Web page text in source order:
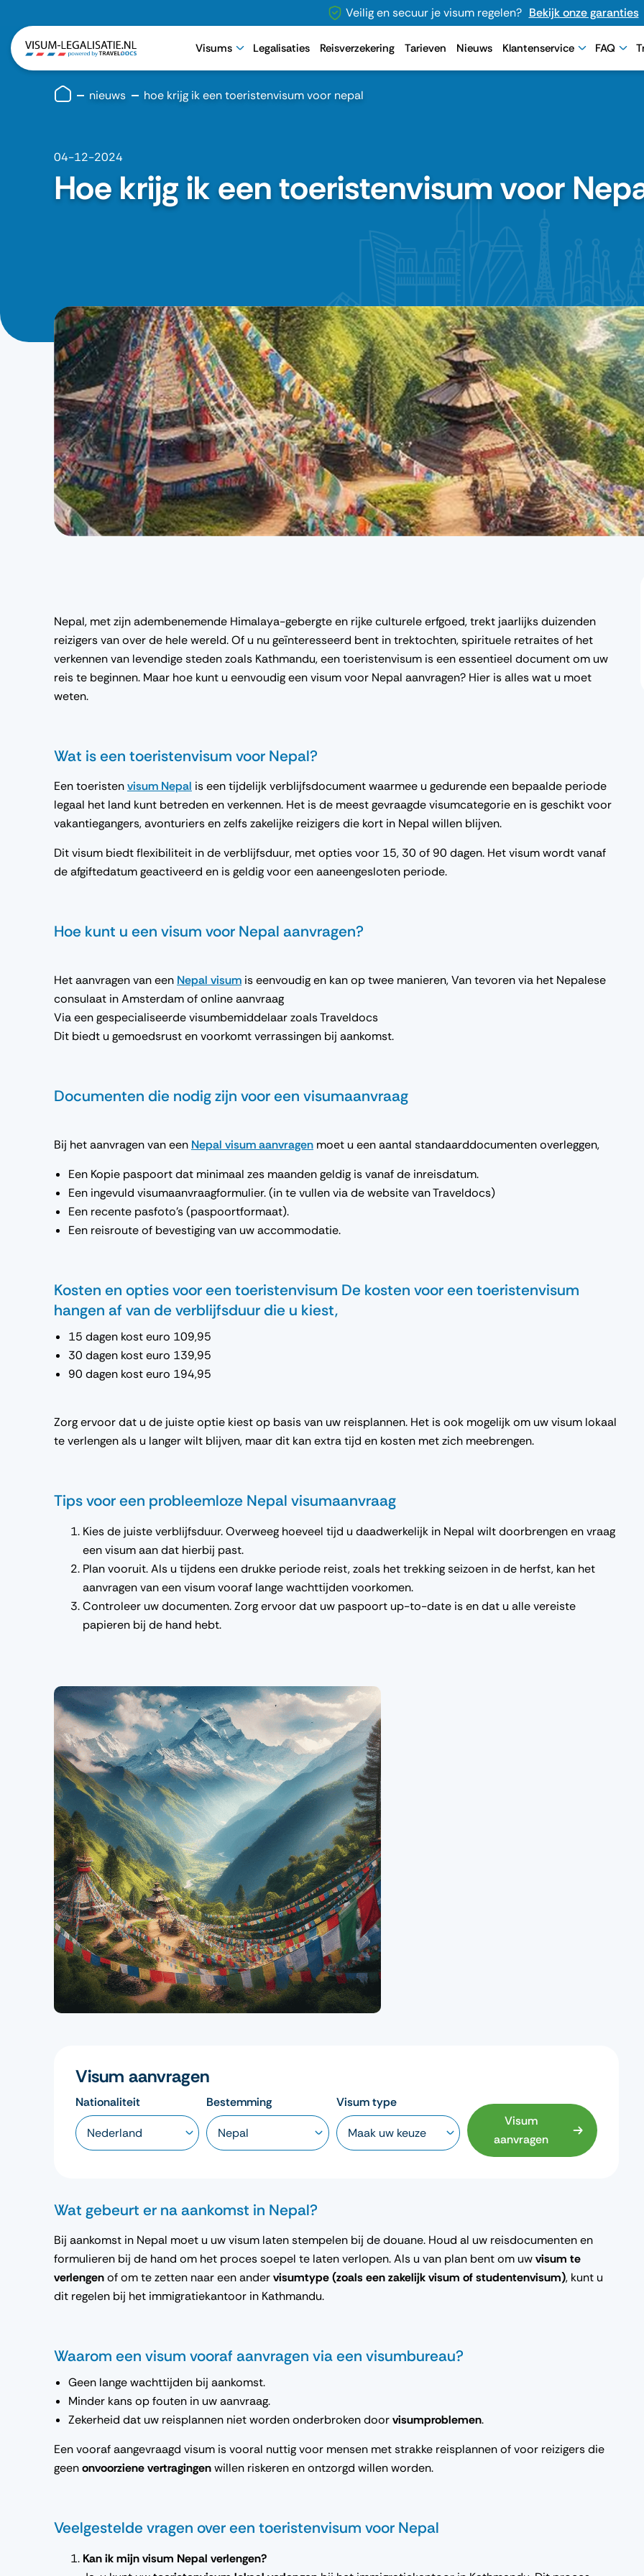
Veilig en secuur je visum regelen? Bekijk onze garanties
Visums Legalisaties Reisverzekering Tarieven Nieuws Klantenservice FAQ
nieuws hoe krijg ik een toeristenvisum voor nepal
04-12-2024
Hoe krijg ik een toeristenvisum voor
Nepal, met zijn adembenemende Himalaya-gebergte en rijke culturele erfgoed, trekt jaarlijks duizenden
reizigers van over de hele wereld. Of u nu geïnteresseerd bent in trektochten, spirituele retraites of het
verkennen van levendige steden zoals Kathmandu, een toeristenvisum is een essentieel document om uw
reis te beginnen. Maar hoe kunt u eenvoudig een visum voor Nepal aanvragen? Hier is alles wat u moet
weten.
Wat is een toeristenvisum voor Nepal?
Een toeristenvisum Nepal is een tijdelijk verblijfsdocument waarmee u gedurende een bepaalde periode
legaal het land kunt betreden en verkennen. Het is de meest gevraagde visumcategorie en is geschikt voor
vakantiegangers, avonturiers en zelfs zakelijke reizigers die kort in Nepal willen blijven.
Dit visum biedt flexibiliteit in de verblijfsduur, met opties voor 15, 30 of 90 dagen. Het visum wordt vanaf
de afgiftedatum geactiveerd en is geldig voor een aaneengesloten periode.
Hoe kunt u een visum voor Nepal aanvragen?
Het aanvragen van een Nepal visum is eenvoudig en kan op twee manieren, Van tevoren via het Nepalese
consulaat in Amsterdam of online aanvraag
Via een gespecialiseerde visumbemiddelaar zoals Traveldocs
Dit biedt u gemoedsrust en voorkomt verrassingen bij aankomst.
Documenten die nodig zijn voor een visumaanvraag
Bij het aanvragen van een Nepal visum aanvragen moet u een aantal standaarddocumenten overleggen,
Een Kopie paspoort dat minimaal zes maanden geldig is vanaf de inreisdatum.
Een ingevuld visumaanvraagformulier. (in te vullen via de website van Traveldocs)
Een recente pasfoto’s (paspoortformaat).
Een reisroute of bevestiging van uw accommodatie.
Kosten en opties voor een toeristenvisum De kosten voor een toeristenvisum
hangen af van de verblijfsduur die u kiest,
15 dagen kost euro 109,95
30 dagen kost euro 139,95
90 dagen kost euro 194,95
Zorg ervoor dat u de juiste optie kiest op basis van uw reisplannen. Het is ook mogelijk om uw visum lokaal
te verlengen als u langer wilt blijven, maar dit kan extra tijd en kosten met zich meebrengen.
Tips voor een probleemloze Nepal visumaanvraag
Kies de juiste verblijfsduur. Overweeg hoeveel tijd u daadwerkelijk in Nepal wilt doorbrengen en vraag
een visum aan dat hierbij past.
Plan vooruit. Als u tijdens een drukke periode reist, zoals het trekking seizoen in de herfst, kan het
aanvragen van een visum vooraf lange wachttijden voorkomen.
Controleer uw documenten. Zorg ervoor dat uw paspoort up-to-date is en dat u alle vereiste
papieren bij de hand hebt.
Visum aanvragen
Nationaliteit Bestemming
Visum type
Visum
aanvragen
Wat gebeurt er na aankomst in Nepal?
Bij aankomst in Nepal moet u uw visum laten stempelen bij de douane. Houd al uw reisdocumenten en
formulieren bij de hand om het proces soepel te laten verlopen. Als u van plan bent om uwvisum te
verlengenof om te zetten naar een andervisumtype (zoals een zakelijk visum of studentenvisum), kunt u
dit regelen bij het immigratiekantoor in Kathmandu.
Waarom een visum vooraf aanvragen via een visumbureau?
Geen lange wachttijden bij aankomst.
Minder kans op fouten in uw aanvraag.
Zekerheid dat uw reisplannen niet worden onderbroken doorvisumproblemen.
Een vooraf aangevraagd visum is vooral nuttig voor mensen met strakke reisplannen of voor reizigers die
geenonvoorziene vertragingenwillen riskeren en ontzorgd willen worden.
Veelgestelde vragen over een toeristenvisum voor Nepal
Kan ik mijn visum Nepal verlengen?